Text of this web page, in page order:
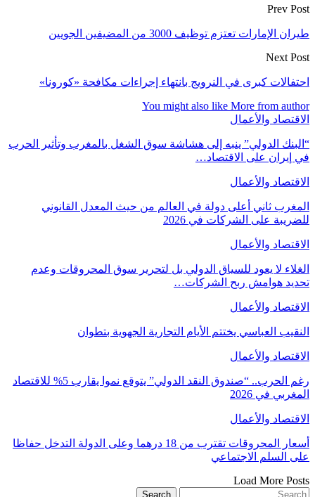
Prev Post
طيران الإمارات تعتزم توظيف 3000 من المضيفين الجويين
Next Post
احتفالات كبرى في النرويج بانتهاء إجراءات مكافحة «كورونا»
You might also like More from author
الاقتصاد والأعمال
“البنك الدولي” ينبه إلى هشاشة سوق الشغل بالمغرب وتأثير الحرب
في إيران على الاقتصاد…
الاقتصاد والأعمال
المغرب ثاني أعلى دولة في العالم من حيث المعدل القانوني
للضريبة على الشركات في 2026
الاقتصاد والأعمال
الغلاء لا يعود للسياق الدولي بل لتحرير سوق المحروقات وعدم
تحديد هوامش ربح الشركات…
الاقتصاد والأعمال
النقيب العباسي يختتم الأيام التجارية الجهوية بتطوان
الاقتصاد والأعمال
رغم الحرب.. “صندوق النقد الدولي” يتوقع نموا يقارب 5% للاقتصاد
المغربي في 2026
الاقتصاد والأعمال
أسعار المحروقات تقترب من 18 درهما وعلى الدولة التدخل حفاظا
على السلم الاجتماعي
Load More Posts